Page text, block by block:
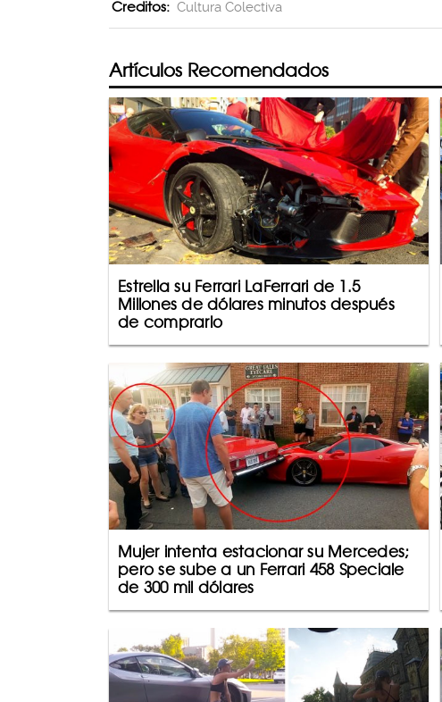
Creditos: Cultura Colectiva
Artículos Recomendados
Estrella su Ferrari LaFerrari de 1.5
Millones de dólares minutos después
de comprarlo
Mujer intenta estacionar su Mercedes;
pero se sube a un Ferrari 458 Speciale
de 300 mil dólares